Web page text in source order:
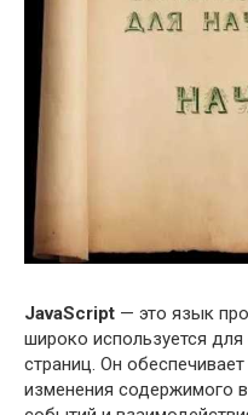
JavaScript — это язык
широко используется
страниц. Он
изменения содержимого